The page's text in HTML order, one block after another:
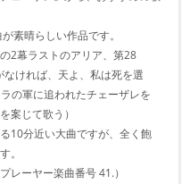
素晴らしい作品です。
2幕ラストのアリア、第28
ければ、天よ、私は死を選
の軍に追われたチェーザレを
案じて歌う）
10分近い大曲ですが、全く飽
。
ーヤー楽曲番号 41.）